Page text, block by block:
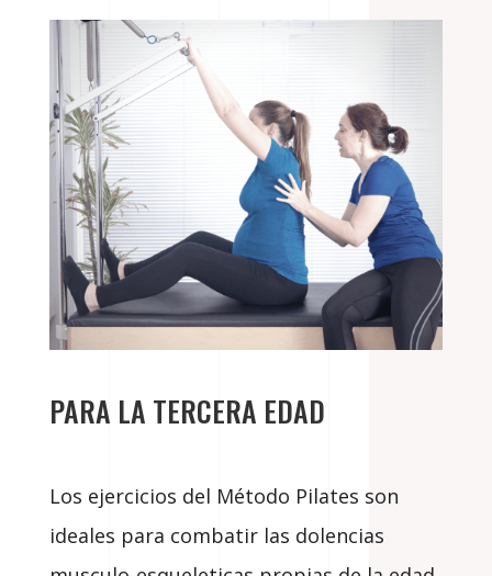
PARA LA TERCERA EDAD
Los ejercicios del Método Pilates son
ideales para combatir las dolencias